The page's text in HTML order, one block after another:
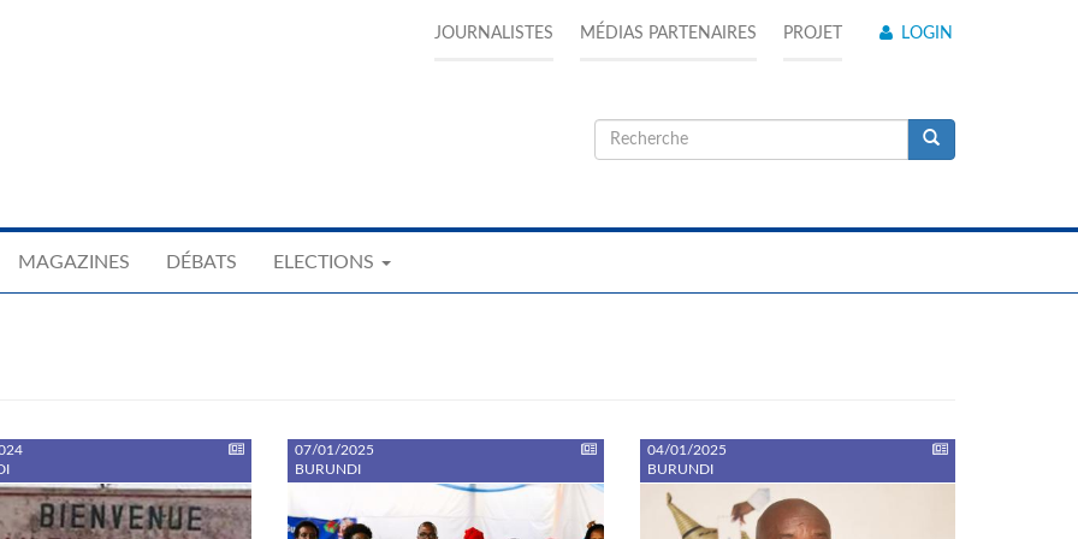
JOURNALISTES MÉDIAS PARTENAIRES PROJET LOGIN
Formulaire
recherche
MAGAZINES DÉBATS ELECTIONS
07/01/2025
BURUNDI
04/01/2025
BURUNDI